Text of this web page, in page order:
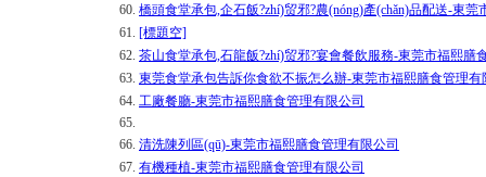
60. 橋頭食堂承包,企石飯?zhí)贸邪?農(nóng)產(chǎn)品配送-東
61. [標題空]
62. 茶山食堂承包,石龍飯?zhí)贸邪?宴會餐飲服務-東莞市福熙膳
63. 東莞食堂承包告訴你食欲不振怎么辦-東莞市福熙膳食管理有
64. 工廠餐廳-東莞市福熙膳食管理有限公司
65.
66. 清洗陳列區(qū)-東莞市福熙膳食管理有限公司
67. 有機種植-東莞市福熙膳食管理有限公司